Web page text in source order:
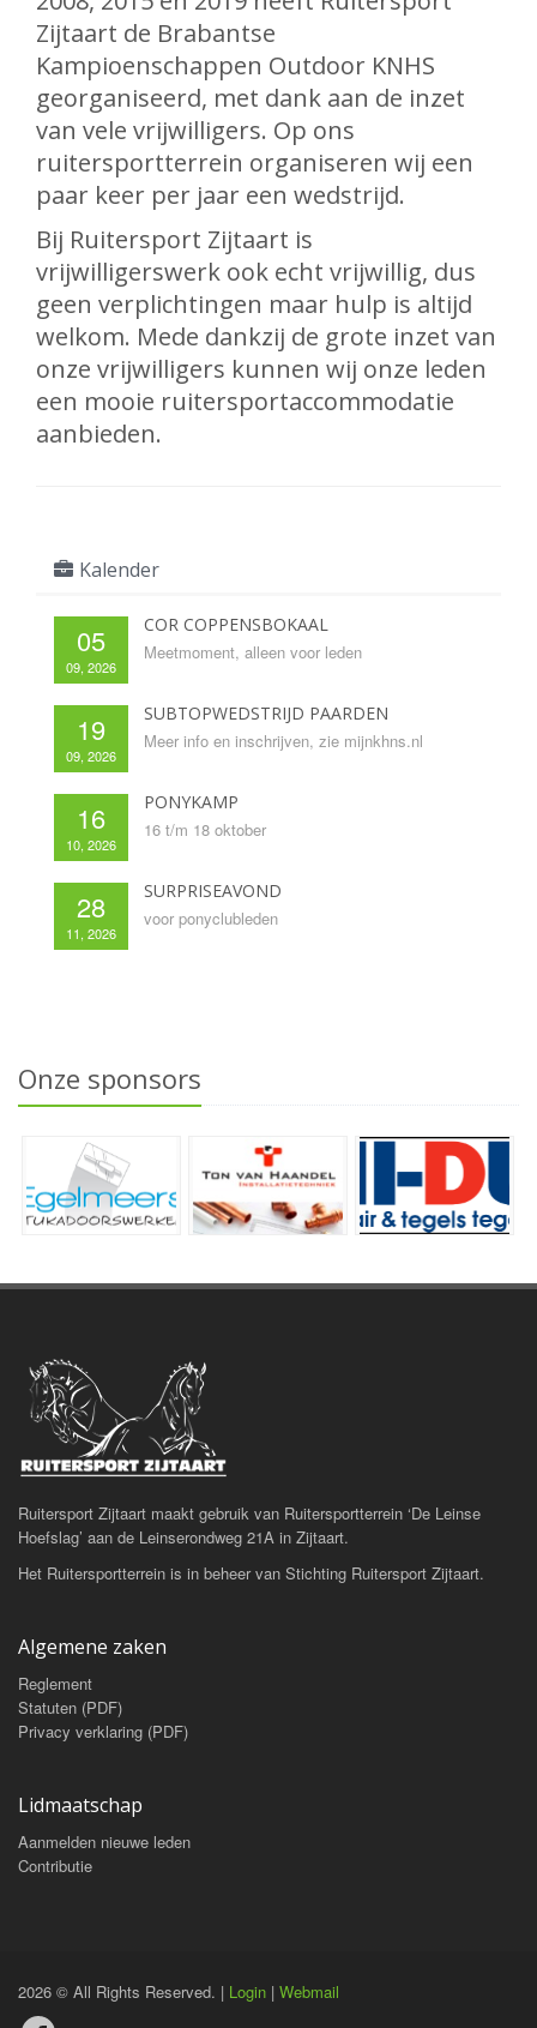
Zijtaart de Brabantse
Kampioenschappen Outdoor KNHS
georganiseerd, met dank aan de inzet
van vele vrijwilligers. Op ons
ruitersportterrein organiseren wij een
paar keer per jaar een wedstrijd.
Bij Ruitersport Zijtaart is
vrijwilligerswerk ook echt vrijwillig, dus
geen verplichtingen maar hulp is altijd
welkom. Mede dankzij de grote inzet van
onze vrijwilligers kunnen wij onze leden
een mooie ruitersportaccommodatie
aanbieden.
Kalender
05
09, 2026
COR COPPENSBOKAAL
Meetmoment, alleen voor leden
19
09, 2026
SUBTOPWEDSTRIJD PAARDEN
Meer info en inschrijven, zie mijnkhns.nl
16
10, 2026
PONYKAMP
16 t/m 18 oktober
28
11, 2026
SURPRISEAVOND
voor ponyclubleden
Onze sponsors
Ruitersport Zijtaart maakt gebruik van Ruitersportterrein ‘De Leinse
Hoefslag’ aan de Leinserondweg 21A in Zijtaart.
Het Ruitersportterrein is in beheer van Stichting Ruitersport Zijtaart.
Algemene zaken
Reglement
Statuten (PDF)
Privacy verklaring (PDF)
Lidmaatschap
Aanmelden nieuwe leden
Contributie
2026 © All Rights Reserved. | Login | Webmail